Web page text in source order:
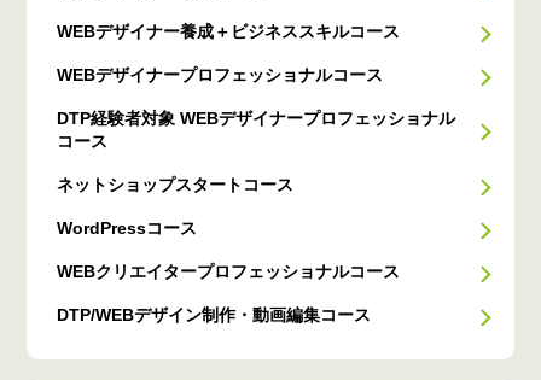
WEBデザイナー養成＋ビジネススキルコース
WEBデザイナープロフェッショナルコース
DTP経験者対象 WEBデザイナープロフェッショナル
コース
ネットショップスタートコース
WordPressコース
WEBクリエイタープロフェッショナルコース
DTP/WEBデザイン制作・動画編集コース